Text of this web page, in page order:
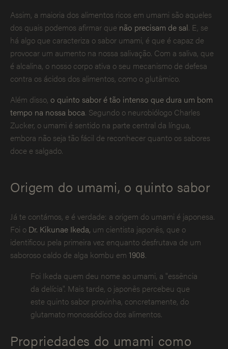
Assim, a maioria dos alimentos ricos em umami são aqueles
dos quais podemos afirmar que não precisam de sal. E, se
há algo que caracteriza o sabor umami, é que é capaz de
provocar um aumento na nossa salivação. Com a saliva, que
é alcalina, o nosso corpo ativa o seu mecanismo de defesa
contra os ácidos dos alimentos, como o glutâmico.
Além disso, o quinto sabor é tão intenso que dura um bom
tempo na nossa boca. Segundo o neurobiólogo Charles
Zucker, o umami é sentido na parte central da língua,
embora não seja tão fácil de reconhecer quanto os sabores
doce e salgado.
Origem do umami, o quinto sabor
Já te contámos, e é verdade: a origem do umami é japonesa.
Foi o Dr. Kikunae Ikeda, um cientista japonês, que o
identificou pela primeira vez enquanto desfrutava de um
saboroso caldo de alga kombu em 1908.
Foi Ikeda quem deu nome ao umami, a "essência
da delícia". Mais tarde, o japonês percebeu que
este quinto sabor provinha, concretamente, do
glutamato monossódico dos alimentos.
Propriedades do umami como